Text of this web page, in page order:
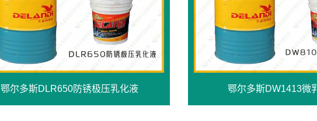
鄂尔多斯DLR650防锈极压乳化液 鄂尔多斯DW1413微